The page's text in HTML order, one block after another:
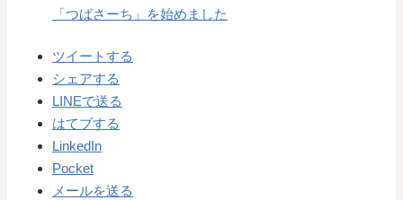
「つばさーち」を始めました
ツイートする
シェアする
LINEで送る
はてブする
LinkedIn
Pocket
メールを送る